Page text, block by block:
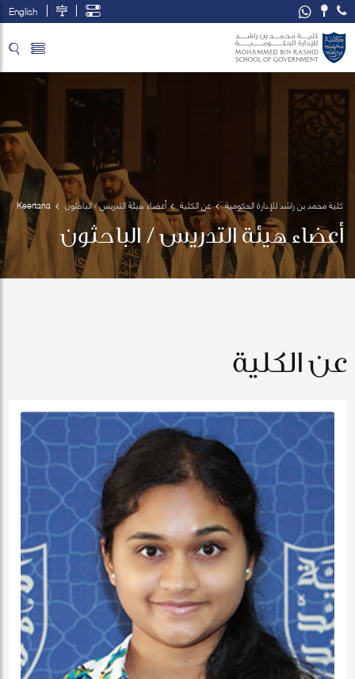
English
كلية محمد بن راشد للإدارة الحكومية عن الكلية أعضاء هيئة التدريس / الباحثون
Subramani
أعضاء هيئة التدريس / الباحثون
عن الكلية